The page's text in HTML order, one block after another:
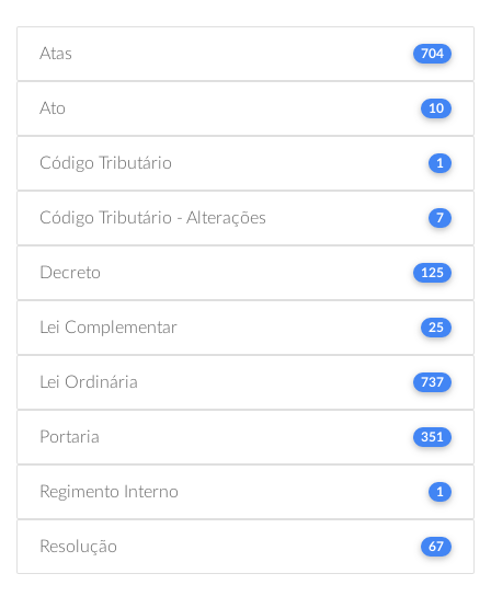
Atas 704
Ato 10
Código Tributário 1
Código Tributário - Alterações 7
Decreto 125
Lei Complementar 25
Lei Ordinária 737
Portaria 351
Regimento Interno 1
Resolução 67